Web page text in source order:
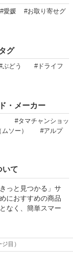
#愛媛
#お取り寄せグ
グ
ぶどう
#ドライフ
・メーカー
#タマチャンショッ
ソー）
#アルプ
いて
っと見つかる」サ
におすすめの商品
なく、簡単スマー
目）